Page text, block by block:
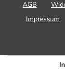
AGB
Impressum